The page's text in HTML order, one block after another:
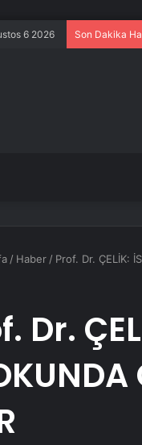
6 2026 Son Dakika
/ Haber / Prof. Dr. ÇELİK:
Dr.